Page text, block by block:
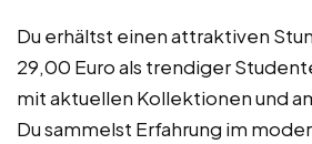
Du erhältst einen attraktiven
29,00 Euro als trendiger
mit aktuellen Kollektionen und
Du sammelst Erfahrung im